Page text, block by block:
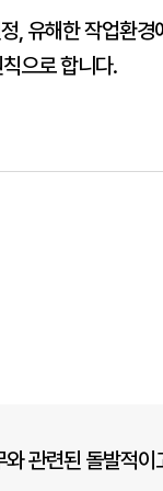
, 유해한 작업환
으로 합니다.
와 관련된 돌발적